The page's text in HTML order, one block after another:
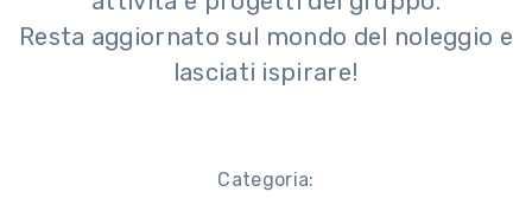
Resta aggiornato sul mondo del noleggio e
lasciati ispirare!
Categoria: